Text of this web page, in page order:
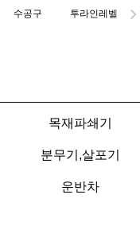
수공구 투라인레벨
목재파쇄기
분무기,살포기
운반차